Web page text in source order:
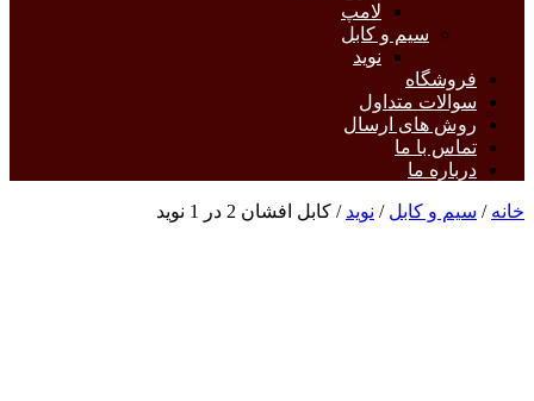
لامپ
سیم و کابل
نوید
فروشگاه
سوالات متداول
روش های ارسال
تماس با ما
درباره ما
خانه / سیم و کابل / نوید / کابل افشان 2 در 1 نوید